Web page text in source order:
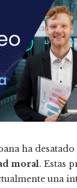
ha
moral. Estas
una